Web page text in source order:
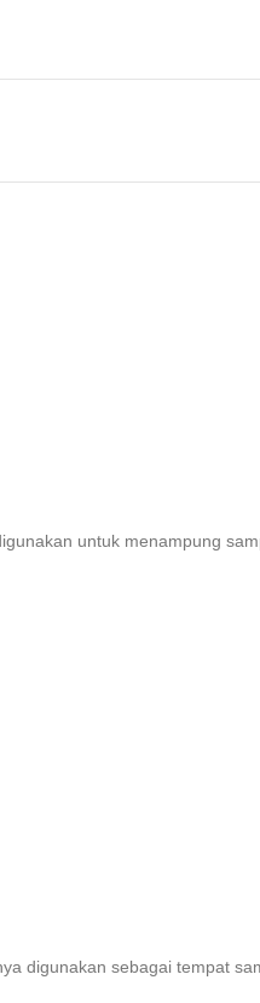
untuk menampung
digunakan sebagai tempat